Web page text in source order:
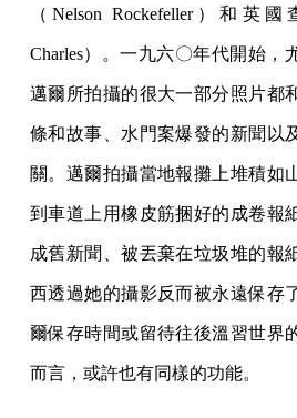
（Nelson Rockefeller）和英
Charles）。一九六〇年代開始，
邁爾所拍攝的很大一部分照片都
條和故事、水門案爆發的新聞以
關。邁爾拍攝當地報攤上堆積如
到車道上用橡皮筋捆好的成卷報
成舊新聞、被丟棄在垃圾堆的報
西透過她的攝影反而被永遠保存
爾保存時間或留待往後溫習世界
而言，或許也有同樣的功能。